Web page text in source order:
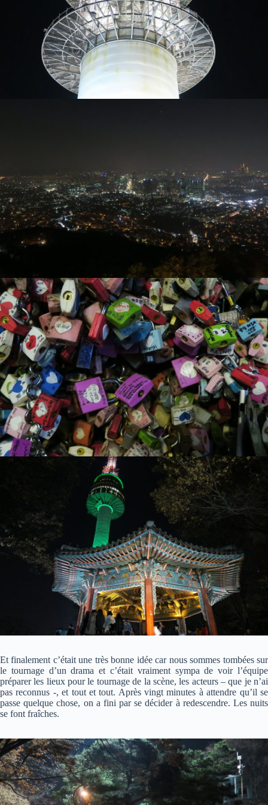
Et finalement c’était une très bonne idée car nous sommes tombées sur
le tournage d’un drama et c’était vraiment sympa de voir l’équipe
préparer les lieux pour le tournage de la scène, les acteurs – que je n’ai
pas reconnus -, et tout et tout. Après vingt minutes à attendre qu’il se
passe quelque chose, on a fini par se décider à redescendre. Les nuits
se font fraîches.